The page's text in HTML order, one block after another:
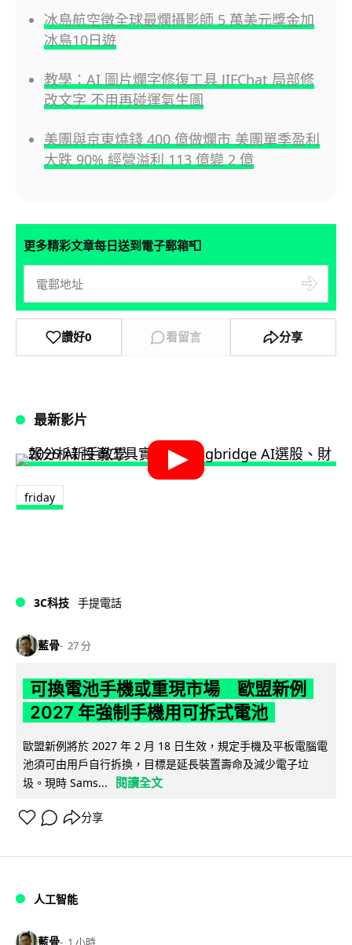
冰島航空徵全球最爛攝影師 5 萬美元獎金加
冰島10日遊
教學：AI 圖片爛字修復工具 JIFChat 局部修
改文字 不用再碰運氣生圖
美團與京東燒錢 400 億做爛市 美團單季盈利
大跌 90% 經營溢利 113 億變 2 億
更多精彩文章每日送到電子郵箱📮
讚好0 看留言 分享
最新影片
friday
3C科技 手提電話
藍骨 27 分
可換電池手機或重現市場 歐盟新例
2027 年強制手機用可拆式電池
歐盟新例將於 2027 年 2 月 18 日生效，規定手機及平板電腦電
池須可由用戶自行拆換，目標是延長裝置壽命及減少電子垃
圾。現時 Sams...
閱讀全文
分享
人工智能
藍骨 1 小時